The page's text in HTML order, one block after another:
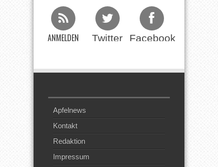
ANMELDEN Twitter Facebook
Apfelnews
Kontakt
Redaktion
Impressum